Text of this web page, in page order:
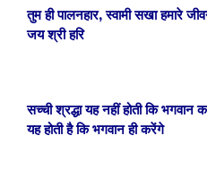
तुम ही पालनहार, स्वामी सखा हमारे
जय श्री हरि
सच्ची श्रद्धा यह नहीं होती कि
यह होती है कि भगवान ही करेंगे